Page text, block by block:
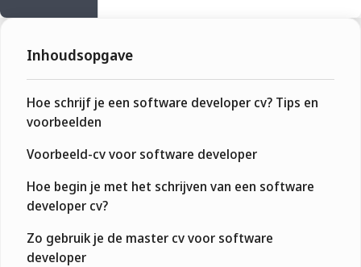
Inhoudsopgave
Hoe schrijf je een software developer cv? Tips en
voorbeelden
Voorbeeld-cv voor software developer
Hoe begin je met het schrijven van een software
developer cv?
Zo gebruik je de master cv voor software
developer